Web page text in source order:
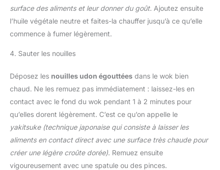
surface des aliments et leur donner du goût. Ajoutez ensuite
l’huile végétale neutre et faites-la chauffer jusqu’à ce qu’elle
commence à fumer légèrement.
4. Sauter les nouilles
Déposez les nouilles udon égouttées dans le wok bien
chaud. Ne les remuez pas immédiatement : laissez-les en
contact avec le fond du wok pendant 1 à 2 minutes pour
qu’elles dorent légèrement. C’est ce qu’on appelle le
yakitsuke (technique japonaise qui consiste à laisser les
aliments en contact direct avec une surface très chaude pour
créer une légère croûte dorée). Remuez ensuite
vigoureusement avec une spatule ou des pinces.